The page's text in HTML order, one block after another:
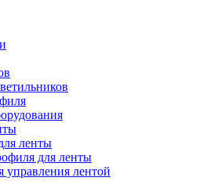
ленты
для ленты
управления лентой